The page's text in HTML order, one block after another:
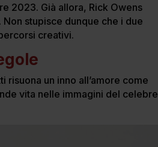
2023. Già allora, Rick Owens
stupisce dunque che i due
creativi.
un inno all’amore come
vita nelle immagini del celebre